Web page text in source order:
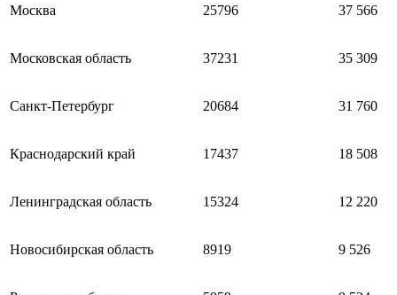
Москва 25796 37 566
Московская область 37231 35 309
Санкт-Петербург 20684 31 760
Краснодарский край 17437 18 508
Ленинградская область 15324 12 220
Новосибирская область 8919 9 526